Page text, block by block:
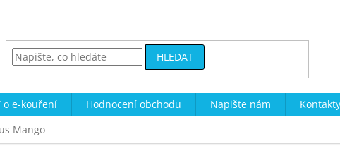
HLEDAT
o e-kouření Hodnocení obchodu Napište nám Kontakty
Mango